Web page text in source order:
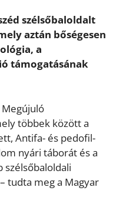
szélsőbaloldalt
aztán bőségesen
a
támogatásának
többek között a
Antifa- és pedofil-
nyári táborát és a
szélsőbaloldali
tudta meg a Magyar